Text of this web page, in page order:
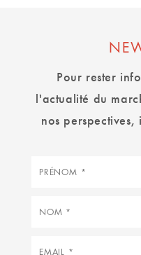
Pour rester
l'actualité du
nos perspectives,
Prénom
Nom
Courriel